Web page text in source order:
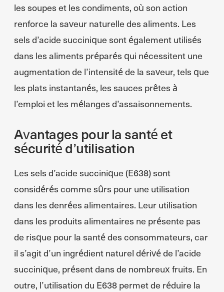
les soupes et les condiments, où son action
renforce la saveur naturelle des aliments. Les
sels d’acide succinique sont également utilisés
dans les aliments préparés qui nécessitent une
augmentation de l’intensité de la saveur, tels que
les plats instantanés, les sauces prêtes à
l’emploi et les mélanges d’assaisonnements.
Avantages pour la santé et
sécurité d’utilisation
Les sels d’acide succinique (E638) sont
considérés comme sûrs pour une utilisation
dans les denrées alimentaires. Leur utilisation
dans les produits alimentaires ne présente pas
de risque pour la santé des consommateurs, car
il s’agit d’un ingrédient naturel dérivé de l’acide
succinique, présent dans de nombreux fruits. En
outre, l’utilisation du E638 permet de réduire la